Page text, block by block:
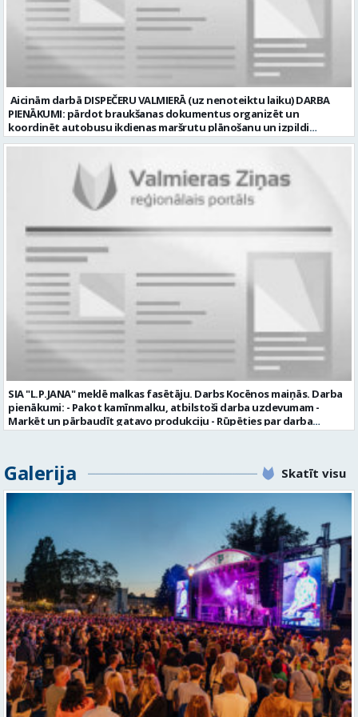
laiku Slodze: Viena vesela slodze Darbības joma: Būvniecība /
Nekustamais īpašums Pieteikto vietu skaits: 1 Līgums: Darbinieka
amats uz nenoteiktu laiku Aktuāla līdz: 2026-08-20 Kontaktpersona:
CV lūdzam sūtīt uz e-pastu: vbrugis@inbox.lv
Aicinām darbā DISPEČERU VALMIERĀ (uz nenoteiktu laiku) DARBA
PIENĀKUMI: pārdot braukšanas dokumentus organizēt un
koordinēt autobusu ikdienas maršrutu plānošanu un izpildi
nodrošināt autobusu vadītāju dienas darba uzdevumu
profesionālā izglītība augsta atbildības sajūta, precizitāte un labas
komunikācijas spējas labas iemaņas darbā ar datoru un
elektronisko kases aparātu UZŅĒMUMS PIEDĀVĀ: darbu stabilā
uzņēmumā darba laiku: maiņu grafiks (1. dežūra no plkst. 05.20 līdz
plkst. 16.20 un 2.dežūra no plkst. 12.50-21.00) darba samaksu sākot no
1100 līdz 1250 EUR (pirms nodokļu nomaksas) pilnas sociālās
garantijas veselības apdrošināšanas iespējas dinamisku un
profesionālu darba vidi apmācību pirms darba pienākumu
uzsākšanas CV ar norādi vakancei „dispečers Valmierā” iesniegt līdz
2026. gada 21. augustam (ieskaitot): sūtot elektroniski uz info@vtu-
valmiera.lv personīgi SIA „VTU Valmiera”, Reģ.nr. 40003004220,
„Brandeļi”, Brandeļi, Kocēnu pagasts, Valmieras novads, personāla
daļā darba dienās no plkst. 13:00 līdz 16:00. 2 nedēļu laikā pēc
konkursa termiņa beigām sazināsimies ar pretendentiem, kuri tiks
aicināti uz tikšanos klātienē. Informācijai: 29231565 * Iesniegtos
personas datus SIA “VTU VALMIERA” izmantos, lai konkursa kārtībā
noteiktu vakancei atbilstošāko kandidātu. Ja kandidāts vēlas, lai
viņa personas dati tiktu saglabāti SIA “VTU VALMIERA” iekšējā datu
bāzē ar mērķi tos apstrādāt citos SIA “VTU VALMIERA” personāla
atlases konkursos, tad pieteikumā vakancei lūdzam kandidātam
Valmiera, Valmieras nov. Darba laika veids: Summētais darba laiks
Darba veids: Darbinieka amats uz nenoteiktu laiku Slodze: Viena
vesela slodze Darbības joma: Pakalpojumi Pieteikto vietu skaits: 1
Līgums: Darbinieka amats uz nenoteiktu laiku Aktuāla līdz: 2026-08-
21 Kontaktpersona: CV ar norādi vakancei lūdzu sūtīt uz e-pastu
info@vtu-valmiera.lv vai iesniegt personīgi Izglītības līmenis:
Vispārējā vidējā izglītība
SIA "L.P.JANA" meklē malkas fasētāju. Darbs Kocēnos maiņās. Darba
pienākumi: - Pakot kamīnmalku, atbilstoši darba uzdevumam -
Marķēt un pārbaudīt gatavo produkciju - Rūpēties par darba
kvalitāti un kārtību darba vietā Prasības kandidātiem: - Laba fiziskā
padarītā) - Vienmēr laikā izmaksātu algu - Profesionālus un
atbalstošus kolēģus Lūgums CV sūtīt uz e- pastu:
SAIŅOŠANAS OPERATORS Algas izmaksas veids: Laika darba alga
Darba vietas adrese: LATVIJA, Gravas iela 2, Kocēni, Kocēnu pag.,
Valmieras nov. Slodze: Viena vesela slodze Darbības joma: Ražošana
Pieteikto vietu skaits: 2 Aktuāla līdz: 2027-09-07 Darba sākšanas
datums: 2026-08-17 Kontaktpersona: Davids Pavlovs
Galerija Skatīt visu